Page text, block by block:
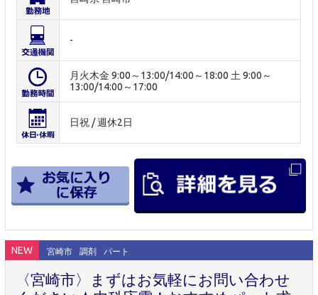
-
月火木金 9:00～13:00/14:00～18:00 土 9:00～
13:00/14:00～17:00
日祝 / 週休2日
NEW 宮崎市 調剤 パート
〈宮崎市〉まずはお気軽にお問い合わせ